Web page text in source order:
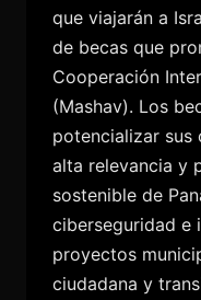
que viajarán a
de becas que
Cooperación
(Mashav). Los
potencializar sus
alta relevancia y
sostenible de
ciberseguridad e
proyectos
ciudadana y